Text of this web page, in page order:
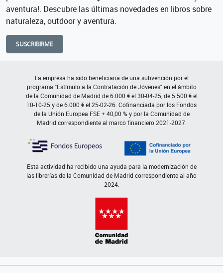
aventura!. Descubre las últimas novedades en libros sobre
naturaleza, outdoor y aventura.
SUSCRIBIRME
La empresa ha sido beneficiaria de una subvención por el
programa "Estímulo a la Contratación de Jóvenes" en el ámbito
de la Comunidad de Madrid de 6.000 € el 30-04-25, de 5.500 € el
10-10-25 y de 6.000 € el 25-02-26. Cofinanciada por los Fondos
de la Unión Europea FSE + 40,00 % y por la Comunidad de
Madrid correspondiente al marco financiero 2021-2027.
Esta actividad ha recibido una ayuda para la modernización de
las librerías de la Comunidad de Madrid correspondiente al año
2024.